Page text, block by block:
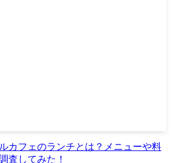
カフェのランチとは？メニューや料
査してみた！